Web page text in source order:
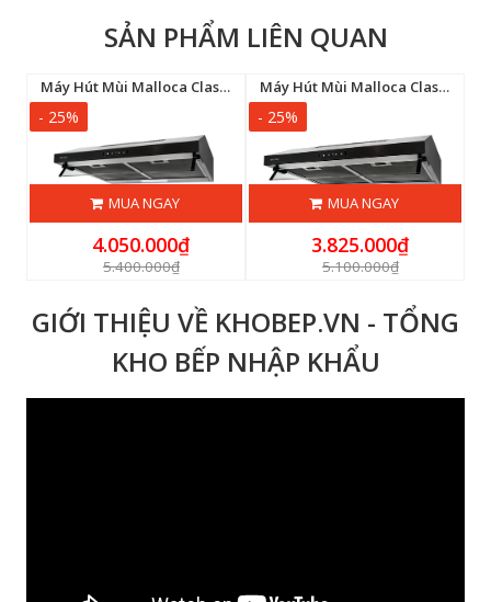
SẢN PHẨM LIÊN QUAN
Máy Hút Mùi Malloca Classic MH9014B
- 25%
MUA NGAY
4.050.000₫
5.400.000₫
Máy Hút Mùi Malloca Classic MH7014B
- 25%
MUA NGAY
3.825.000₫
5.100.000₫
GIỚI THIỆU VỀ KHOBEP.VN - TỔNG
KHO BẾP NHẬP KHẨU